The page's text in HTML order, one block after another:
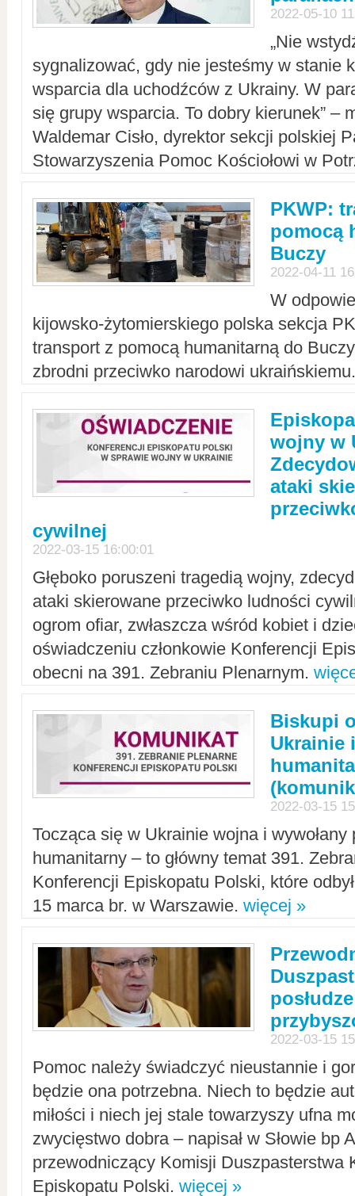
2022-05-10
„Nie
sygnalizować, gdy nie jesteśmy w stanie
wsparcia dla uchodźców z Ukrainy. W
się grupy wsparcia. To dobry kierunek” –
Waldemar Cisło, dyrektor sekcji polskiej
Stowarzyszenia Pomoc Kościołowi w
PKWP:
pomocą
Buczy
2022-04-11
W
kijowsko-żytomierskiego polska sekcja
transport z pomocą humanitarną do
zbrodni przeciwko narodowi
wojny w
ataki
cywilnej
2022-03-15 16:00:01
Głęboko poruszeni tragedią wojny,
ataki skierowane przeciwko ludności
ogrom ofiar, zwłaszcza wśród kobiet i
oświadczeniu członkowie Konferencji
obecni na 391. Zebraniu Plenarnym.
Biskupi
Ukrainie
2022-03-15
Tocząca się w Ukrainie wojna i
humanitarny – to główny temat 391.
Konferencji Episkopatu Polski, które
15 marca br. w Warszawie. więcej »
2022-03-15
Pomoc należy świadczyć nieustannie i
będzie ona potrzebna. Niech to będzie
miłości i niech jej stale towarzyszy ufna
zwycięstwo dobra – napisał w Słowie bp
przewodniczący Komisji Duszpasterstwa
Episkopatu Polski. więcej »